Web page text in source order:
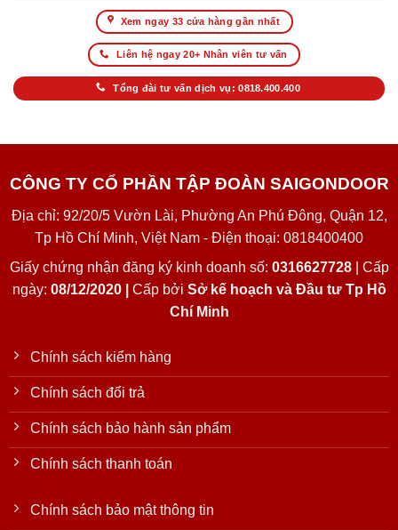
Xem ngay 33 cửa hàng gần nhất
Liên hệ ngay 20+ Nhân viên tư vấn
Tổng đài tư vấn dịch vụ: 0818.400.400
CÔNG TY CỔ PHẦN TẬP ĐOÀN SAIGONDOOR
Địa chỉ: 92/20/5 Vườn Lài, Phường An Phú Đông, Quận 12,
Tp Hồ Chí Minh, Việt Nam - Điện thoại: 0818400400
Giấy chứng nhận đăng ký kinh doanh số: 0316627728| Cấp
ngày: 08/12/2020 | Cấp bởi Sở kế hoạch và Đầu tư Tp Hồ
Chí Minh
Chính sách kiểm hàng
Chính sách đổi trả
Chính sách bảo hành sản phẩm
Chính sách thanh toán
Chính sách bảo mật thông tin